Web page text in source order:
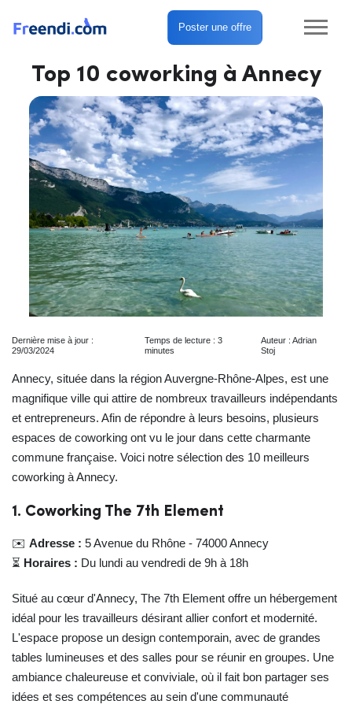
Poster une offre
Top 10 coworking à Annecy
Dernière mise à jour :
29/03/2024
Temps de lecture : 3
minutes
Auteur : Adrian
Stoj
Annecy, située dans la région Auvergne-Rhône-Alpes, est une
magnifique ville qui attire de nombreux travailleurs indépendants
et entrepreneurs. Afin de répondre à leurs besoins, plusieurs
espaces de coworking ont vu le jour dans cette charmante
commune française. Voici notre sélection des 10 meilleurs
coworking à Annecy.
1. Coworking The 7th Element
✉️ Adresse : 5 Avenue du Rhône - 74000 Annecy
⏳ Horaires : Du lundi au vendredi de 9h à 18h
Situé au cœur d'Annecy, The 7th Element offre un hébergement
idéal pour les travailleurs désirant allier confort et modernité.
L'espace propose un design contemporain, avec de grandes
tables lumineuses et des salles pour se réunir en groupes. Une
ambiance chaleureuse et conviviale, où il fait bon partager ses
idées et ses compétences au sein d'une communauté